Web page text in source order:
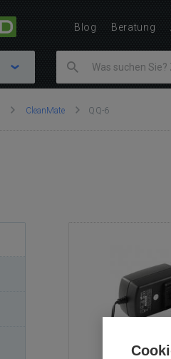
CleanMate QQ-6
Blog Beratung